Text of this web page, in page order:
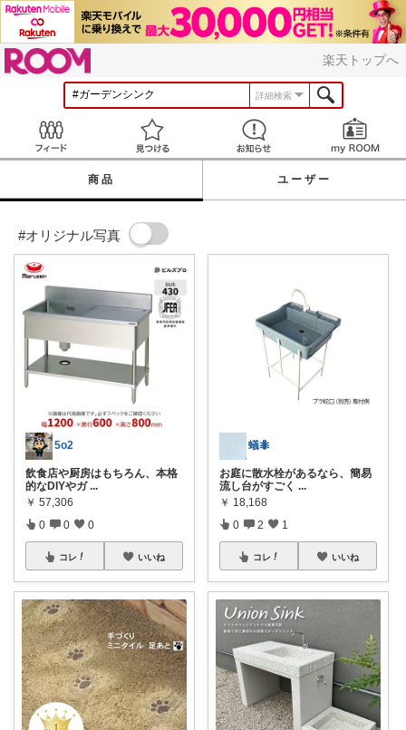
楽天トップへ
詳細検索
見つける お知らせ
商品 ユーザー
#オリジナル写真
5o2
飲食店や厨房はもちろん、本格
的なDIYやガ ...
￥ 57,306
0 0 0
コレ いいね
蟻🐜
お庭に散水栓があるなら、簡易
流し台がすごく ...
￥ 18,168
0 2 1
コレ いいね